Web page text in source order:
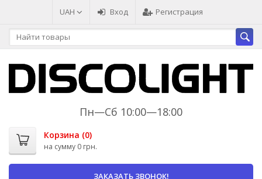
UAH Вход Регистрация
Пн—Сб 10:00—18:00
Корзина (0)
на сумму 0 грн.
ЗАКАЗАТЬ ЗВОНОК!